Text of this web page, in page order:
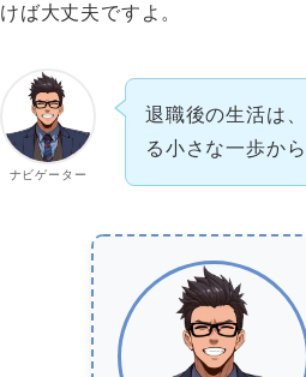
けば大丈夫ですよ。
ナビゲーター
退職後の生活は
る小さな一歩か